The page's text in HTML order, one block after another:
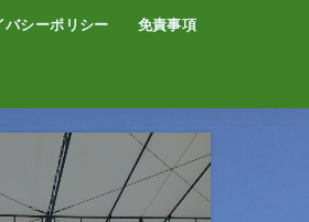
バシーポリシー 免責事項